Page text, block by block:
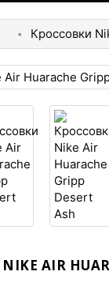
AIR